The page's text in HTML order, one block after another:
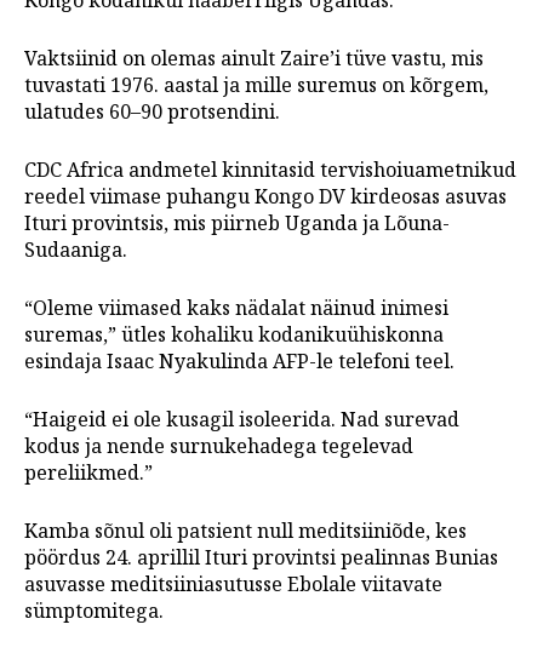
Vaktsiinid on olemas ainult Zaire’i tüve vastu, mis
tuvastati 1976. aastal ja mille suremus on kõrgem,
ulatudes 60–90 protsendini.
CDC Africa andmetel kinnitasid tervishoiuametnikud
reedel viimase puhangu Kongo DV kirdeosas asuvas
Ituri provintsis, mis piirneb Uganda ja Lõuna-
Sudaaniga.
“Oleme viimased kaks nädalat näinud inimesi
suremas,” ütles kohaliku kodanikuühiskonna
esindaja Isaac Nyakulinda AFP-le telefoni teel.
“Haigeid ei ole kusagil isoleerida. Nad surevad
kodus ja nende surnukehadega tegelevad
pereliikmed.”
Kamba sõnul oli patsient null meditsiiniõde, kes
pöördus 24. aprillil Ituri provintsi pealinnas Bunias
asuvasse meditsiiniasutusse Ebolale viitavate
sümptomitega.